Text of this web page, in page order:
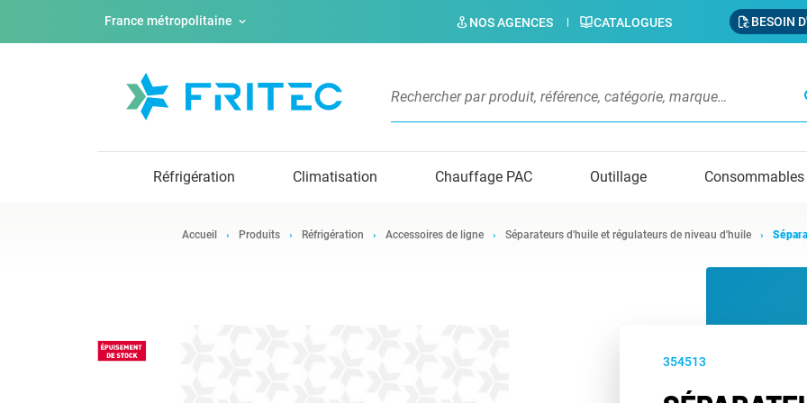
France métropolitaine NOS AGENCES CATALOGUES BESOIN
Réfrigération Climatisation Chauffage PAC Outillage Consommables
Accueil Produits Réfrigération Accessoires de ligne Séparateurs d'huile et régulateurs de niveau d'huile
354513